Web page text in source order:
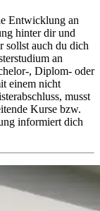
Entwicklung an
hinter dir und
sollst auch du dich
an
, Diplom- oder
einem nicht
musst
Kurse bzw.
informiert dich